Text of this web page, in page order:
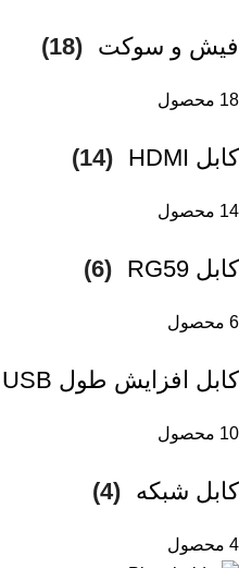
فیش و سوکت (18)
18 محصول
کابل HDMI (14)
14 محصول
کابل RG59 (6)
6 محصول
کابل افزایش طول USB
10 محصول
کابل شبکه (4)
4 محصول